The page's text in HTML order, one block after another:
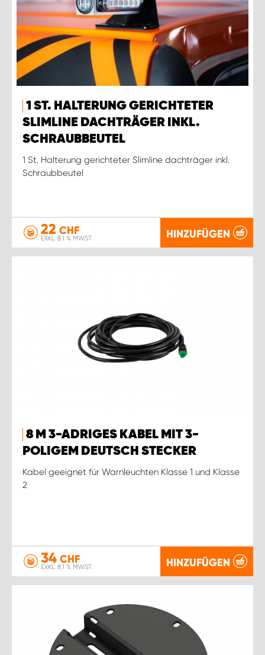
1 ST. HALTERUNG GERICHTETER
SLIMLINE DACHTRÄGER INKL.
SCHRAUBBEUTEL
1 St. Halterung gerichteter Slimline dachträger inkl.
Schraubbeutel
22 CHF
EXKL. 8.1 % MWST. HINZUFÜGEN
8 M 3-ADRIGES KABEL MIT 3-
POLIGEM DEUTSCH STECKER
Kabel geeignet für Warnleuchten Klasse 1 und Klasse
2
34 CHF
EXKL. 8.1 % MWST. HINZUFÜGEN